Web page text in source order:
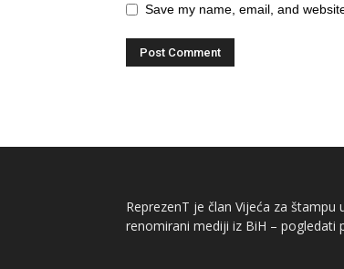
Save my name, email, and
ReprezenT je član Vijeća za
renomirani mediji iz BiH – pogledati